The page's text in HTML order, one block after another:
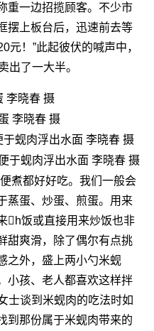
重一边招揽顾客。不少市
摆上板台后，迅速前去等
元！”此起彼伏的喊声中，
出了一大半。
李晓春 摄
于蚬肉浮出水面 李晓春 摄
都好好吃。我们一般会
蒸蛋、炒蛋、煎蛋。用来
h饭或直接用来炒饭也非
甜爽滑，除了偶尔有点挑
之外，盛上两小勺米蚬
小孩、老人都喜欢这样拌
士谈到米蚬肉的吃法时如
到那份属于米蚬肉带来的